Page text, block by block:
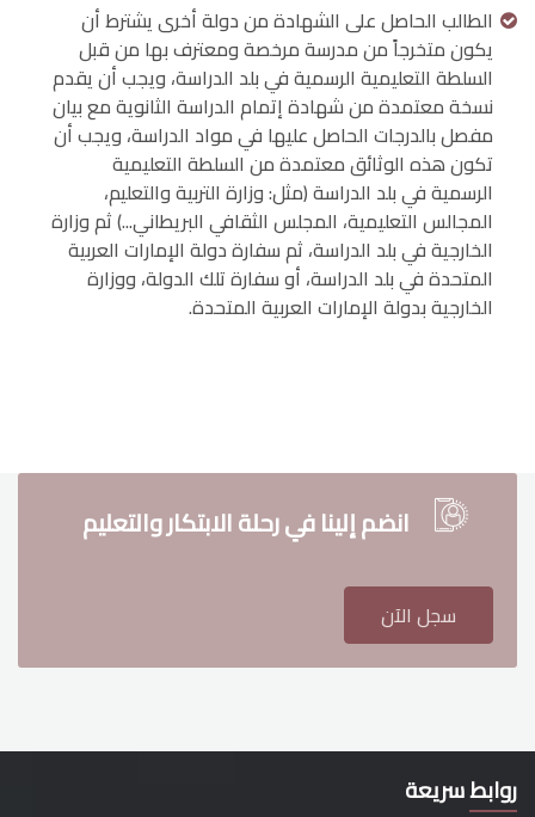
الطالب الحاصل على الشهادة من دولة أخرى يشترط أن
يكون متخرجاً من مدرسة مرخصة ومعترف بها من قبل
السلطة التعليمية الرسمية في بلد الدراسة، ويجب أن يقدم
نسخة معتمدة من شهادة إتمام الدراسة الثانوية مع بيان
مفصل بالدرجات الحاصل عليها في مواد الدراسة، ويجب أن
تكون هذه الوثائق معتمدة من السلطة التعليمية
الرسمية في بلد الدراسة (مثل: وزارة التربية والتعليم،
المجالس التعليمية، المجلس الثقافي البريطاني...) ثم وزارة
الخارجية في بلد الدراسة، ثم سفارة دولة الإمارات العربية
المتحدة في بلد الدراسة، أو سفارة تلك الدولة، ووزارة
الخارجية بدولة الإمارات العربية المتحدة.
انضم إلينا في رحلة الابتكار والتعليم
سجل الآن
روابط سريعة